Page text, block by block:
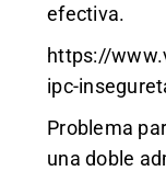
efectiva.
https://
ipc-
Problema
una doble